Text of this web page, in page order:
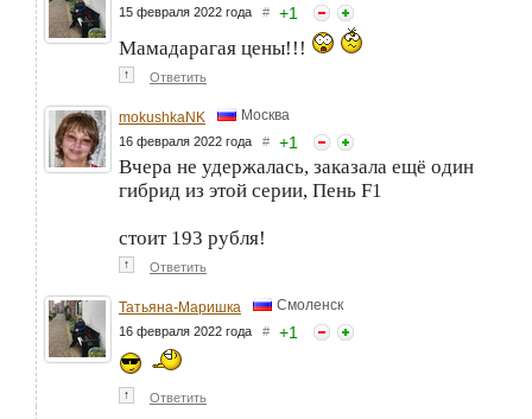
15 февраля 2022 года # +1
Мамадарагая цены!!!
↑ Ответить
mokushkaNK Москва
16 февраля 2022 года # +1
Вчера не удержалась, заказала ещё один
гибрид из этой серии, Пень F1
стоит 193 рубля!
↑ Ответить
Татьяна-Маришка Смоленск
16 февраля 2022 года # +1
↑ Ответить